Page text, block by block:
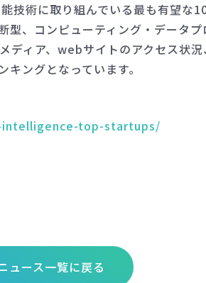
技術に取り組んでいる最も有望な
、コンピューティング・データ
ディア、webサイトのアクセス状
ングとなっています。
top-startups/
ュース一覧に戻る